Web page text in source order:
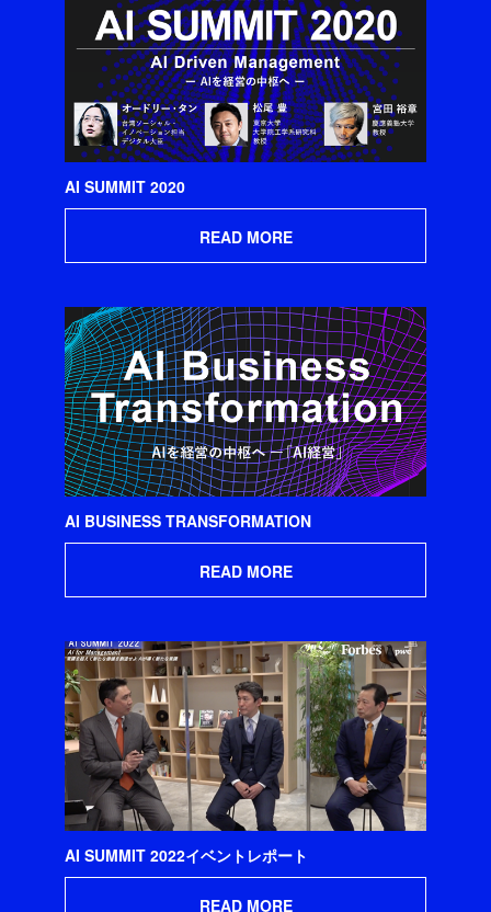
AI SUMMIT 2020
READ MORE
AI BUSINESS TRANSFORMATION
READ MORE
AI SUMMIT 2022イベントレポート
READ MORE